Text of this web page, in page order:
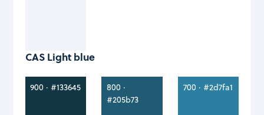
CAS Light blue
900 · #133645
800 ·
#205b73
700 · #2d7fa1